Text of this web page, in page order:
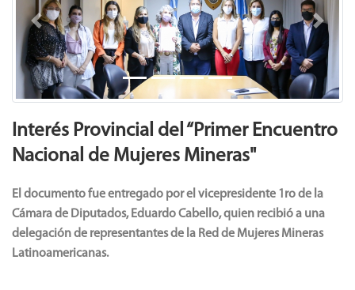
Previous Next
Interés Provincial del “Primer Encuentro
Nacional de Mujeres Mineras"
El documento fue entregado por el vicepresidente 1ro de la
Cámara de Diputados, Eduardo Cabello, quien recibió a una
delegación de representantes de la Red de Mujeres Mineras
Latinoamericanas.